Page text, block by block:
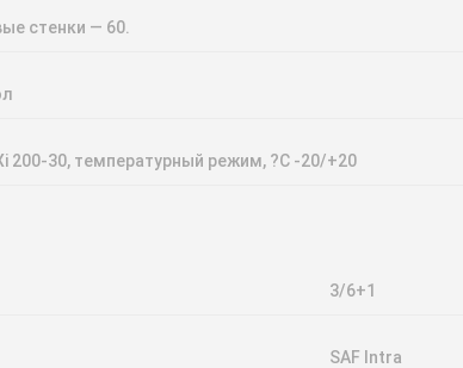
стенки — 60.
200-30, температурный режим, ?С -20/+20
3/6+1
SAF Intra